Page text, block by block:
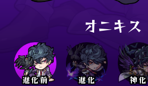
オニキス
進化前 進化 神化